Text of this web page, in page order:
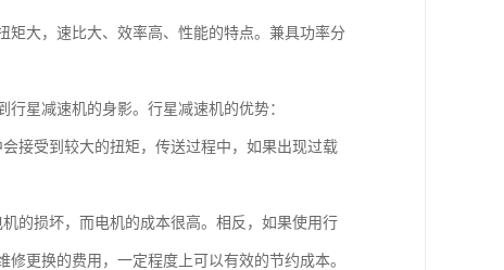
大，速比大、效率高、性能的特点。兼具功率分
星减速机的身影。行星减速机的优势：
接受到较大的扭矩，传送过程中，如果出现过载
的损坏，而电机的成本很高。相反，如果使用行
更换的费用，一定程度上可以有效的节约成本。